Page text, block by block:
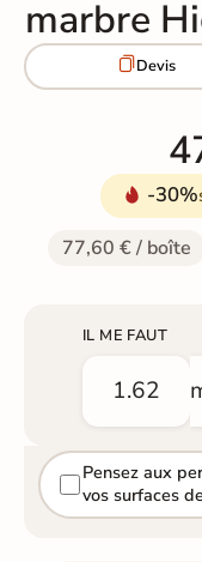
marbre
Devis
-30%
77,60 € / boîte
IL ME FAUT
Pensez aux
vos surfaces